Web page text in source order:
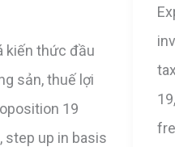
kiến thức đầu
sản, thuế lợi
19
step up in basis